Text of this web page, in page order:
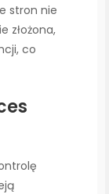
stron nie
złożona,
co